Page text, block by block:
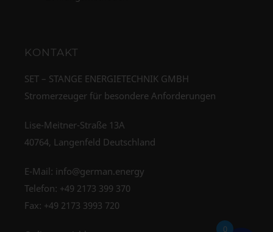
KONTAKT
SET – STANGE ENERGIETECHNIK GMBH
Stromerzeuger für besondere Anforderungen
Lise-Meitner-Straße 13A
40764, Langenfeld Deutschland
E-Mail: info@german.energy
Telefon: +49 2173 399 370
Fax: +49 2173 3993 720
0